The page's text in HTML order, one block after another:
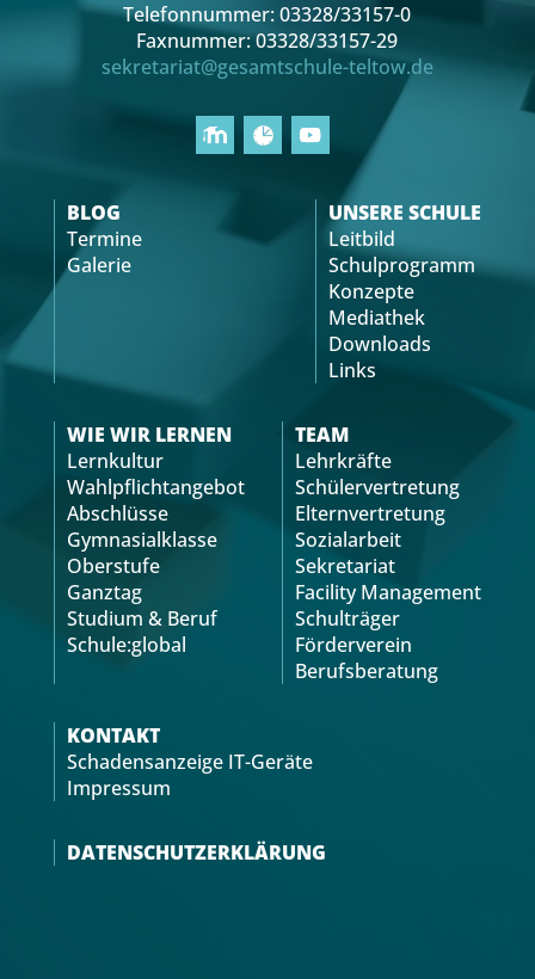
Telefonnummer: 03328/33157-0
Faxnummer: 03328/33157-29
sekretariat@gesamtschule-teltow.de
BLOG
Termine
Galerie
UNSERE SCHULE
Leitbild
Schulprogramm
Konzepte
Mediathek
Downloads
Links
WIE WIR LERNEN
Lernkultur
Wahlpflichtangebot
Abschlüsse
Gymnasialklasse
Oberstufe
Ganztag
Studium & Beruf
Schule:global
TEAM
Lehrkräfte
Schülervertretung
Elternvertretung
Sozialarbeit
Sekretariat
Facility Management
Schulträger
Förderverein
Berufsberatung
KONTAKT
Schadensanzeige IT-Geräte
Impressum
DATENSCHUTZERKLÄRUNG